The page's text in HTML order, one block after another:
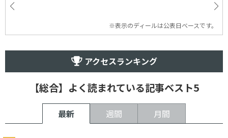
※表示のディールは公表日ベースです。
アクセスランキング
【総合】よく読まれている記事ベスト5
最新 週間 月間